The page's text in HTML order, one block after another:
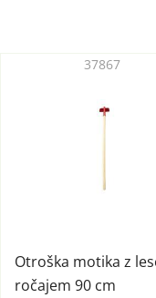
Otroška motika z
ročajem 90 cm
37867